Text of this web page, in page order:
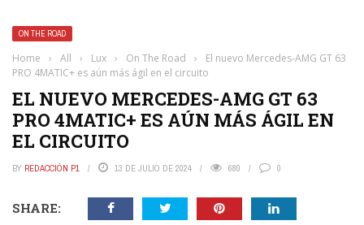
ON THE ROAD
Home › All › Lux › On The Road ›
El nuevo Mercedes-AMG GT 63
PRO 4MATIC+ es aún más ágil en el circuito
EL NUEVO MERCEDES-AMG GT 63
PRO 4MATIC+ ES AÚN MÁS ÁGIL EN
EL CIRCUITO
BY REDACCIÓN P1 13 DE JULIO DE 2024 680 0
SHARE: